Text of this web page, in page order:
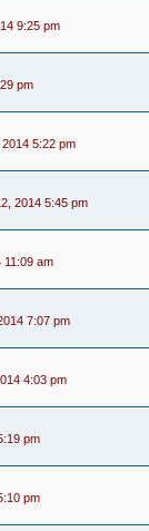
9:25 pm
pm
5:22 pm
2014 5:45 pm
11:09 am
7:07 pm
4:03 pm
pm
pm